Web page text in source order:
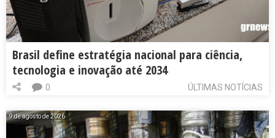
Brasil define estratégia nacional para ciência,
tecnologia e inovação até 2034
ÚLTIMAS NOTÍCIAS
0
9 de agosto de 2026